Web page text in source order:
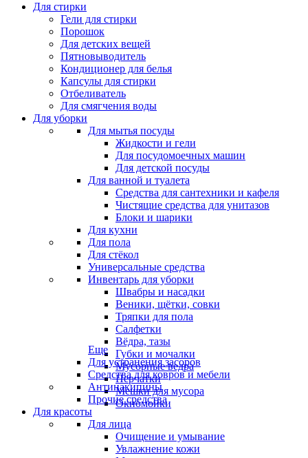
Для стирки
Гели для стирки
Порошок
Для детских вещей
Пятновыводитель
Кондиционер для белья
Капсулы для стирки
Отбеливатель
Для смягчения воды
Для уборки
Для мытья посуды
Жидкости и гели
Для посудомоечных машин
Для детской посуды
Для ванной и туалета
Средства для сантехники и кафеля
Чистящие средства для унитазов
Блоки и шарики
Для кухни
Для пола
Для стёкол
Универсальные средства
Инвентарь для уборки
Швабры и насадки
Веники, щётки, совки
Тряпки для пола
Салфетки
Вёдра, тазы
Губки и мочалки
Мусорные ведра
Перчатки
Мешки для мусора
Окномойки
Еще
Для устранения засоров
Средства для ковров и мебели
Антинакипины
Прочие средства
Для красоты
Для лица
Очищение и умывание
Увлажнение кожи